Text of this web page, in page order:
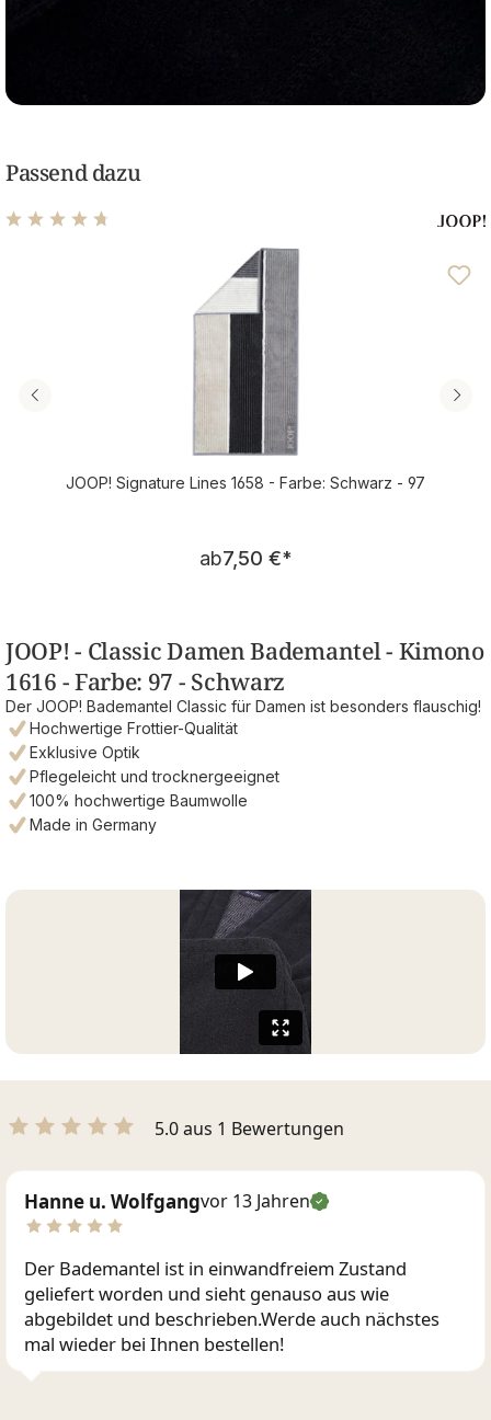
Passend dazu
Durchschnittliche Bewertung von 4.68 von 5 Sternen
JOOP! Signature Lines 1658 - Farbe: Schwarz - 97
Regulärer Preis:
ab7,50 €*
JOOP! - Classic Damen Bademantel - Kimono
1616 - Farbe: 97 - Schwarz
Der JOOP! Bademantel Classic für Damen ist besonders flauschig!
Hochwertige Frottier-Qualität
Exklusive Optik
Pflegeleicht und trocknergeeignet
100% hochwertige Baumwolle
Made in Germany
5.0 aus 1 Bewertungen
Hanne u. Wolfgangvor 13 Jahren
Der Bademantel ist in einwandfreiem Zustand
geliefert worden und sieht genauso aus wie
abgebildet und beschrieben.Werde auch nächstes
mal wieder bei Ihnen bestellen!